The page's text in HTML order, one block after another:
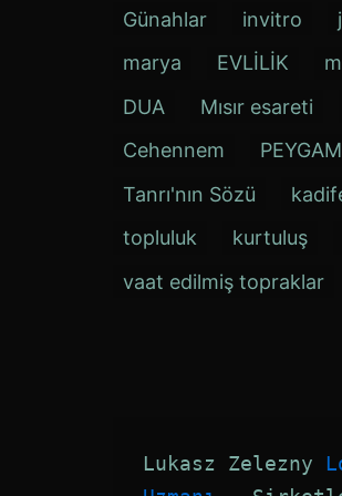
Günahlar invitro
marya
EVLİLİK
DUA
Mısır esareti
Cehennem
Tanrı'nın Sözü
topluluk
kurtuluş
vaat edilmiş topraklar
Lukasz Zelezny